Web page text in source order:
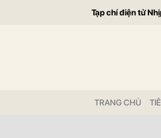
Tạp chí điện tử
TRANG CHỦ